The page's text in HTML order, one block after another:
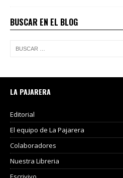
BUSCAR EN EL BLOG
LA PAJARERA
Editorial
El equipo de La Pajarera
Colaboradores
Nuestra Libreria